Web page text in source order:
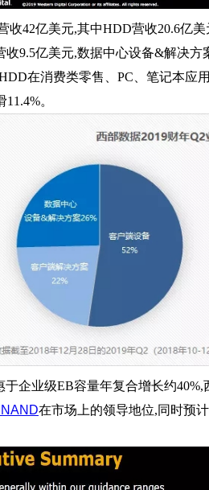
收42亿美元,其中HDD营收20.6亿
9.5亿美元,数据中心设备&解决方
在消费类零售、PC、笔记本应
。
于企业级EB容量年复合增长约40%,
在市场上的领导地位,同时预